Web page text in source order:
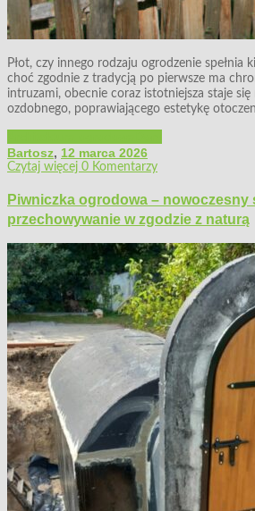
Płot, czy innego rodzaju ogrodzenie spełnia
choć zgodnie z tradycją po pierwsze ma
intruzami, obecnie coraz istotniejsza staje się
ozdobnego, poprawiającego estetykę
Bartosz, 12 marca 2026
Czytaj więcej 0 Komentarzy
Piwniczka ogrodowa – nowoczesny
przechowywanie w zgodzie z naturą